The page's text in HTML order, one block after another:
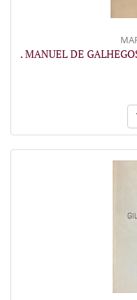
. MANUEL DE